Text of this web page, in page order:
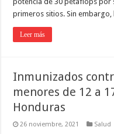
primeros sitios. Sin
Leer más
Inmunizados
menores de 12 a
Honduras
26 noviembre, 2021 Salud